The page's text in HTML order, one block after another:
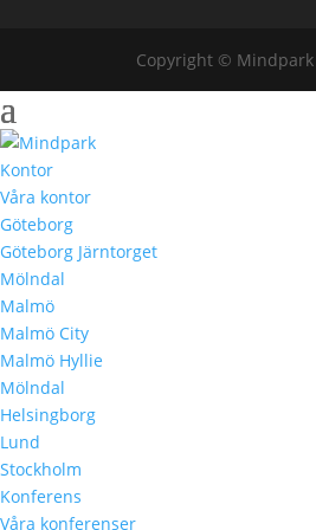
Copyright © Mindpark
Kontor
Våra kontor
Göteborg
Göteborg Järntorget
Mölndal
Malmö
Malmö City
Malmö Hyllie
Mölndal
Helsingborg
Lund
Stockholm
Konferens
Våra konferenser